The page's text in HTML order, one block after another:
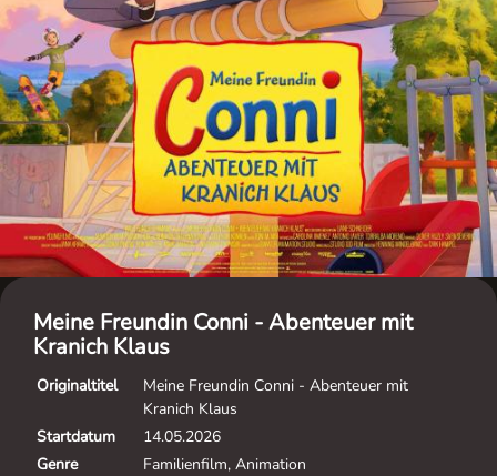
Meine Freundin Conni - Abenteuer mit
Kranich Klaus
Originaltitel
Meine Freundin Conni - Abenteuer mit
Kranich Klaus
Startdatum
14.05.2026
Genre
Familienfilm, Animation